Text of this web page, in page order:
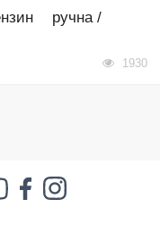
ручна /
1930